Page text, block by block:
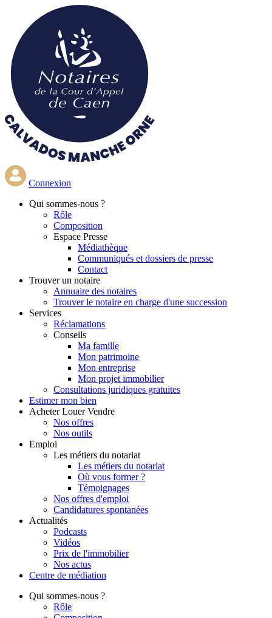
contenu
principal
Connexion
Qui sommes-nous ?
Rôle
Composition
Espace Presse
Médiathèque
Communiqués et dossiers de presse
Contact
Trouver un notaire
Annuaire des notaires
Trouver le notaire en charge d'une succession
Services
Réclamations
Conseils
Ma famille
Mon patrimoine
Mon entreprise
Mon projet immobilier
Consultations juridiques gratuites
Estimer mon bien
Acheter Louer Vendre
Nos offres
Nos outils
Emploi
Les métiers du notariat
Les métiers du notariat
Où vous former ?
Témoignages
Nos offres d'emploi
Candidatures spontanées
Actualités
Podcasts
Vidéos
Prix de l'immobilier
Nos actus
Centre de médiation
Qui sommes-nous ?
Rôle